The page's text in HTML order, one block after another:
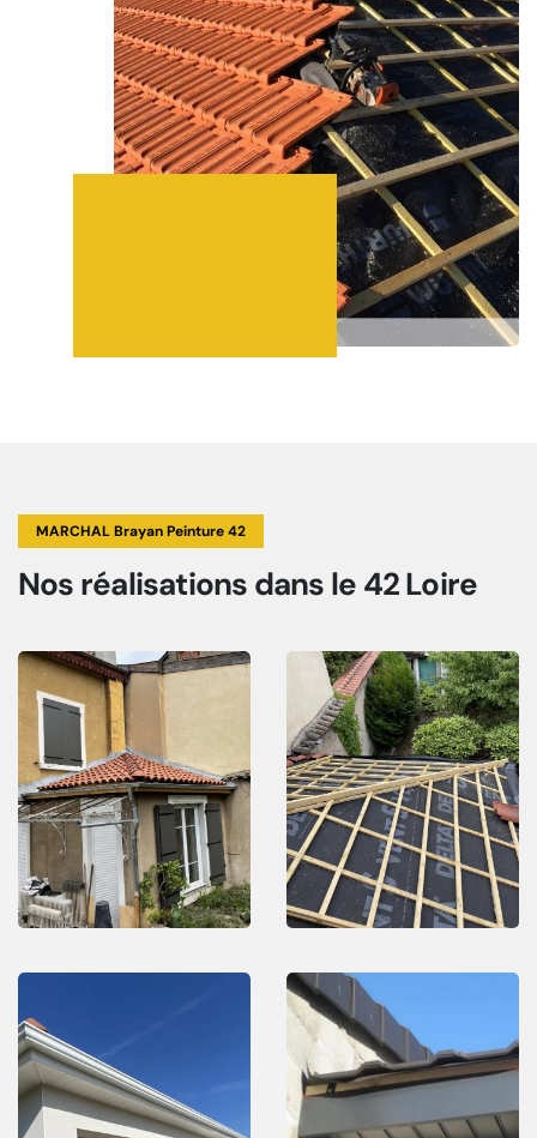
MARCHAL Brayan Peinture 42
Nos réalisations dans le 42 Loire